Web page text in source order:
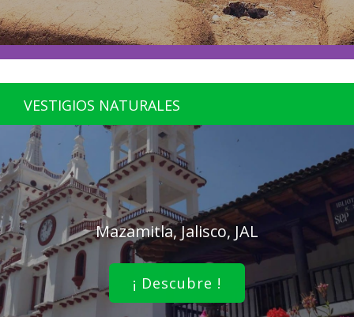
VESTIGIOS NATURALES
Mazamitla, Jalisco, JAL
¡ Descubre !